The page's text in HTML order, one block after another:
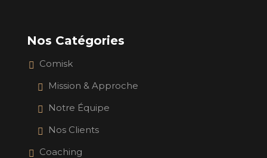
Nos Catégories
Comisk
Mission & Approche
Notre Équipe
Nos Clients
Coaching